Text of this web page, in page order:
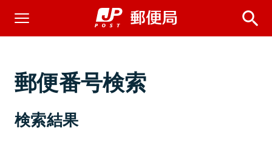
郵便番号検索
検索結果